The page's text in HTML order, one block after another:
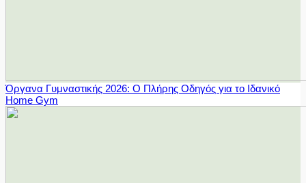
Όργανα Γυμναστικής 2026: Ο Πλήρης Οδηγός για το Ιδανικό
Home Gym